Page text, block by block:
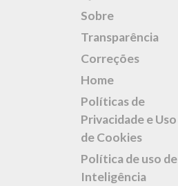
Sobre
Transparência
Correções
Home
Políticas de
Privacidade e Uso
de Cookies
Política de uso de
Inteligência